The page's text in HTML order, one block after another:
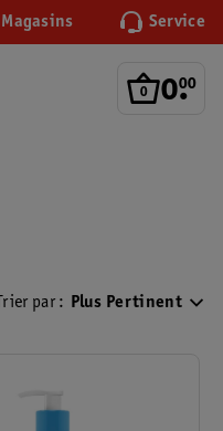
Magasins Service
0.
00
Trier par : Plus Pertinent